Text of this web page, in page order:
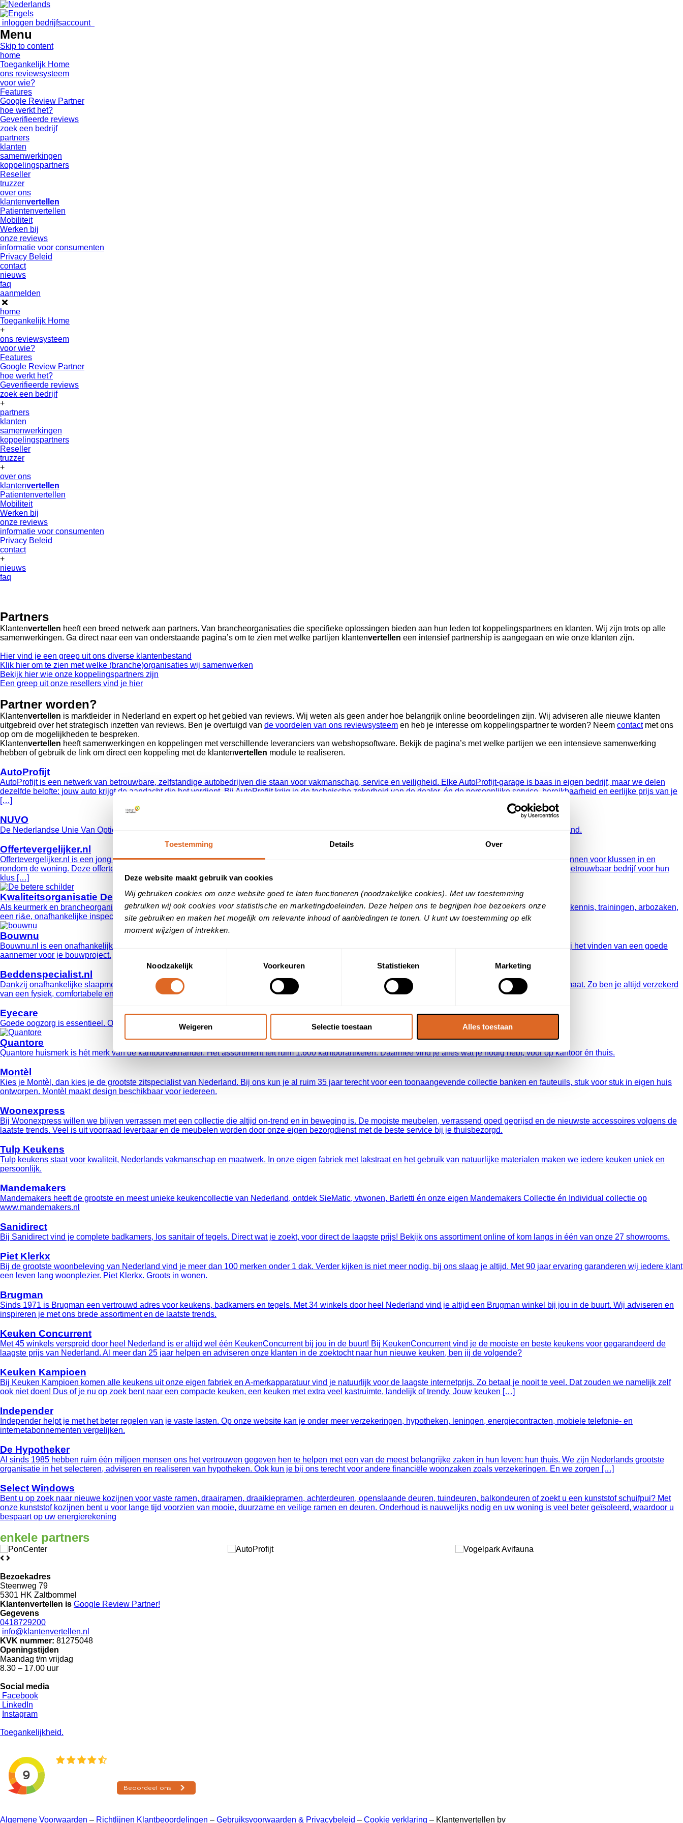
Toestemming Details Over
Deze website maakt gebruik van cookies
Wij gebruiken cookies om onze website goed te laten functioneren (noodzakelijke cookies). Met uw toestemming
gebruiken wij ook cookies voor statistische en marketingdoeleinden. Deze helpen ons te begrijpen hoe bezoekers onze
site gebruiken en maken het mogelijk om relevante inhoud of aanbiedingen te tonen. U kunt uw toestemming op elk
moment wijzigen of intrekken.
Noodzakelijk
Voorkeuren Statistieken Marketing
Weigeren Selectie toestaan Alles toestaan
inloggen bedrijfsaccount
Menu
Skip to content
home
Toegankelijk Home
ons reviewsysteem
voor wie?
Features
Google Review Partner
hoe werkt het?
Geverifieerde reviews
zoek een bedrijf
partners
klanten
samenwerkingen
koppelingspartners
Reseller
truzzer
over ons
klantenvertellen
Patientenvertellen
Mobiliteit
Werken bij
onze reviews
informatie voor consumenten
Privacy Beleid
contact
nieuws
faq
aanmelden
home
Toegankelijk Home
+
ons reviewsysteem
voor wie?
Features
Google Review Partner
hoe werkt het?
Geverifieerde reviews
zoek een bedrijf
+
partners
klanten
samenwerkingen
koppelingspartners
Reseller
truzzer
+
over ons
klantenvertellen
Patientenvertellen
Mobiliteit
Werken bij
onze reviews
informatie voor consumenten
Privacy Beleid
contact
+
nieuws
faq
Partners
Klantenvertellen heeft een breed netwerk aan partners. Van brancheorganisaties die specifieke oplossingen bieden aan hun leden tot koppelingspartners en klanten. Wij zijn trots op alle
samenwerkingen. Ga direct naar een van onderstaande pagina’s om te zien met welke partijen klantenvertellen een intensief partnership is aangegaan en wie onze klanten zijn.
Hier vind je een greep uit ons diverse klantenbestand
Klik hier om te zien met welke (branche)organisaties wij samenwerken
Bekijk hier wie onze koppelingspartners zijn
Een greep uit onze resellers vind je hier
Partner worden?
Klantenvertellen is marktleider in Nederland en expert op het gebied van reviews. Wij weten als geen ander hoe belangrijk online beoordelingen zijn. Wij adviseren alle nieuwe klanten
uitgebreid over het strategisch inzetten van reviews. Ben je overtuigd van de voordelen van ons reviewsysteem en heb je interesse om koppelingspartner te worden? Neem contact met ons
op om de mogelijkheden te bespreken.
Klantenvertellen heeft samenwerkingen en koppelingen met verschillende leveranciers van webshopsoftware. Bekijk de pagina’s met welke partijen we een intensieve samenwerking
hebben of gebruik de link om direct een koppeling met de klantenvertellen module te realiseren.
AutoProfijt
AutoProfijt is een netwerk van betrouwbare, zelfstandige autobedrijven die staan voor vakmanschap, service en veiligheid. Elke AutoProfijt-garage is baas in eigen bedrijf, maar we delen
dezelfde belofte: jouw auto krijgt de aandacht die het verdient. Bij AutoProfijt krijg je de technische zekerheid van de dealer, én de persoonlijke service, bereikbaarheid en eerlijke prijs van je
[…]
NUVO
De Nederlandse Unie Van Optiekbedrijven (NUVO) is de brancheorganisatie in de optiek en vertegenwoordigt een groot deel van alle optiekwinkels in Nederland.
Offertevergelijker.nl
Offertevergelijker.nl is een jong online marketing bureau waarbij we particulieren en bedrijven bij elkaar brengen. Via de website komen er offerte-aanvragen binnen voor klussen in en
rondom de woning. Deze offerte-aanvragen controleren wij en zetten we door naar drie relevante bedrijven. Zo helpen wij consumenten bij het kiezen van het betrouwbaar bedrijf voor hun
klus […]
Kwaliteitsorganisatie De Betere Schilder
Als keurmerk en brancheorganisatie probeert Kwaliteitsorganisatie De Betere Schilder de totale sector te versterken en staan zij onze leden persoonlijk bij met kennis, trainingen, arbozaken,
een ri&e, onafhankelijke inspecties, klantreviews, geschillen en kortingen.
Bouwnu
Bouwnu.nl is een onafhankelijke vergelijkingswebsite voor de woningbouw. Op basis van duizenden reviews en informatie over bedrijven helpt bouwnu.nl je bij het vinden van een goede
aannemer voor je bouwproject.
Beddenspecialist.nl
Dankzij onafhankelijke slaapmetingen en continu (wetenschappelijk) onderzoek ontvang je persoonlijk advies over jouw mooiste en beste slaapoplossing op maat. Zo ben je altijd verzekerd
van een fysiek, comfortabele en gezonde nachtrust en stap je ’s ochtends positiever, actiever en meer ontspannen uit je bed. Beddenspecialist – Ligt beter
Eyecare
Goede oogzorg is essentieel. Of je nu voor een oogmeting, een nieuwe bril of contactlenzen komt, wij staan voor je klaar en helpen je graag!
Quantore
Quantore huismerk is hét merk van de kantoorvakhandel. Het assortiment telt ruim 1.600 kantoorartikelen. Daarmee vind je alles wat je nodig hebt, voor op kantoor én thuis.
Montèl
Kies je Montèl, dan kies je de grootste zitspecialist van Nederland. Bij ons kun je al ruim 35 jaar terecht voor een toonaangevende collectie banken en fauteuils, stuk voor stuk in eigen huis
ontworpen. Montèl maakt design beschikbaar voor iedereen.
Woonexpress
Bij Woonexpress willen we blijven verrassen met een collectie die altijd on-trend en in beweging is. De mooiste meubelen, verrassend goed geprijsd en de nieuwste accessoires volgens de
laatste trends. Veel is uit voorraad leverbaar en de meubelen worden door onze eigen bezorgdienst met de beste service bij je thuisbezorgd.
Tulp Keukens
Tulp keukens staat voor kwaliteit, Nederlands vakmanschap en maatwerk. In onze eigen fabriek met lakstraat en het gebruik van natuurlijke materialen maken we iedere keuken uniek en
persoonlijk.
Mandemakers
Mandemakers heeft de grootste en meest unieke keukencollectie van Nederland, ontdek SieMatic, vtwonen, Barletti én onze eigen Mandemakers Collectie én Individual collectie op
www.mandemakers.nl
Sanidirect
Bij Sanidirect vind je complete badkamers, los sanitair of tegels. Direct wat je zoekt, voor direct de laagste prijs! Bekijk ons assortiment online of kom langs in één van onze 27 showrooms.
Piet Klerkx
Bij de grootste woonbeleving van Nederland vind je meer dan 100 merken onder 1 dak. Verder kijken is niet meer nodig, bij ons slaag je altijd. Met 90 jaar ervaring garanderen wij iedere klant
een leven lang woonplezier. Piet Klerkx. Groots in wonen.
Brugman
Sinds 1971 is Brugman een vertrouwd adres voor keukens, badkamers en tegels. Met 34 winkels door heel Nederland vind je altijd een Brugman winkel bij jou in de buurt. Wij adviseren en
inspireren je met ons brede assortiment en de laatste trends.
Keuken Concurrent
Met 45 winkels verspreid door heel Nederland is er altijd wel één KeukenConcurrent bij jou in de buurt! Bij KeukenConcurrent vind je de mooiste en beste keukens voor gegarandeerd de
laagste prijs van Nederland. Al meer dan 25 jaar helpen en adviseren onze klanten in de zoektocht naar hun nieuwe keuken, ben jij de volgende?
Keuken Kampioen
Bij Keuken Kampioen komen alle keukens uit onze eigen fabriek en A-merkapparatuur vind je natuurlijk voor de laagste internetprijs. Zo betaal je nooit te veel. Dat zouden we namelijk zelf
ook niet doen! Dus of je nu op zoek bent naar een compacte keuken, een keuken met extra veel kastruimte, landelijk of trendy. Jouw keuken […]
Independer
Independer helpt je met het beter regelen van je vaste lasten. Op onze website kan je onder meer verzekeringen, hypotheken, leningen, energiecontracten, mobiele telefonie- en
internetabonnementen vergelijken.
De Hypotheker
Al sinds 1985 hebben ruim één miljoen mensen ons het vertrouwen gegeven hen te helpen met een van de meest belangrijke zaken in hun leven: hun thuis. We zijn Nederlands grootste
organisatie in het selecteren, adviseren en realiseren van hypotheken. Ook kun je bij ons terecht voor andere financiële woonzaken zoals verzekeringen. En we zorgen […]
Select Windows
Bent u op zoek naar nieuwe kozijnen voor vaste ramen, draairamen, draaikiepramen, achterdeuren, openslaande deuren, tuindeuren, balkondeuren of zoekt u een kunststof schuifpui? Met
onze kunststof kozijnen bent u voor lange tijd voorzien van mooie, duurzame en veilige ramen en deuren. Onderhoud is nauwelijks nodig en uw woning is veel beter geïsoleerd, waardoor u
bespaart op uw energierekening
enkele partners
Bezoekadres
Steenweg 79
5301 HK Zaltbommel
Klantenvertellen is Google Review Partner!
Gegevens
0418729200
info@klantenvertellen.nl
KVK nummer: 81275048
Openingstijden
Maandag t/m vrijdag
8.30 – 17.00 uur
Social media
Facebook
LinkedIn
Instagram
Toegankelijkheid.
Algemene Voorwaarden – Richtlijnen Klantbeoordelingen – Gebruiksvoorwaarden & Privacybeleid – Cookie verklaring – Klantenvertellen bv